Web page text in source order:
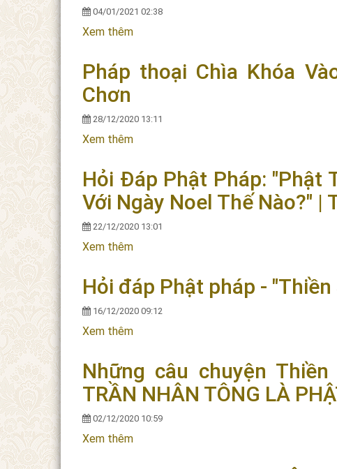
04/01/2021 02:38
Xem thêm
Pháp thoại Chìa Khóa
Chơn
28/12/2020 13:11
Xem thêm
Hỏi Đáp Phật Pháp: "Phật
Với Ngày Noel Thế Nào?" |
22/12/2020 13:01
Xem thêm
Hỏi đáp Phật pháp -
16/12/2020 09:12
Xem thêm
Những câu chuyện
TRẦN NHÂN TÔNG LÀ
02/12/2020 10:59
Xem thêm